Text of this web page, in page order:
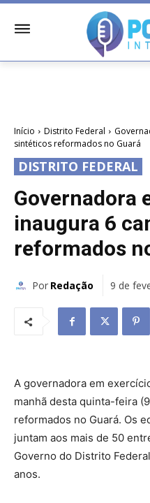
Início Distrito Federal
sintéticos reformados no Guará
DISTRITO FEDERAL
Governadora
inaugura 6
reformados
Por Redação 9 de
A governadora em
manhã desta quinta-feira
reformados no Guará. Os
juntam aos mais de 50
Governo do Distrito
anos.